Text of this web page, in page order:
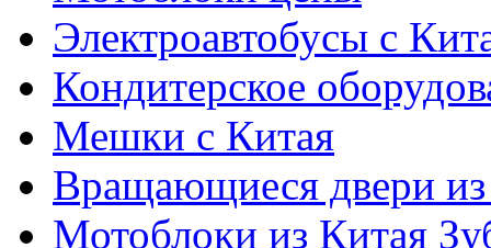
Электроавтобусы с
Кондитерское
Мешки с Китая
Вращающиеся двери
Мотоблоки из Китая